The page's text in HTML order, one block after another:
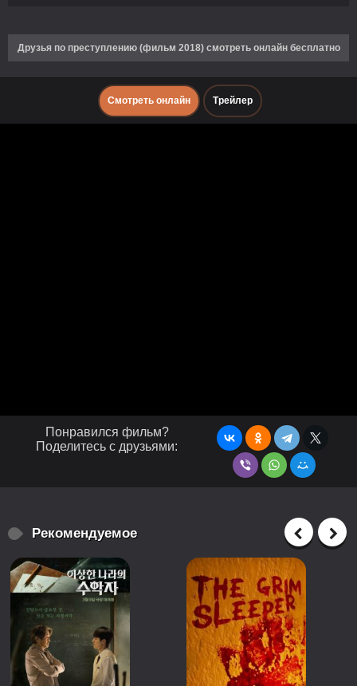
Друзья по преступлению (фильм 2018) смотреть онлайн бесплатно
Смотреть онлайн Трейлер
Понравился фильм?
Поделитесь с друзьями:
Рекомендуемое